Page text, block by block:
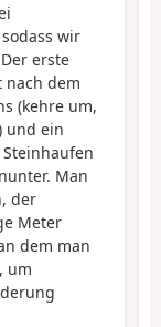
wir
erste
nach dem
(kehre um,
und ein
Man
der
Meter
dem man
um